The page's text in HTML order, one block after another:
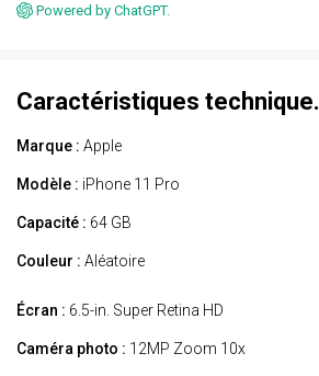
Powered by ChatGPT.
Caractéristiques technique.
Marque : Apple
Modèle : iPhone 11 Pro
Capacité : 64 GB
Couleur : Aléatoire
Écran : 6.5-in. Super Retina HD
Caméra photo : 12MP Zoom 10x